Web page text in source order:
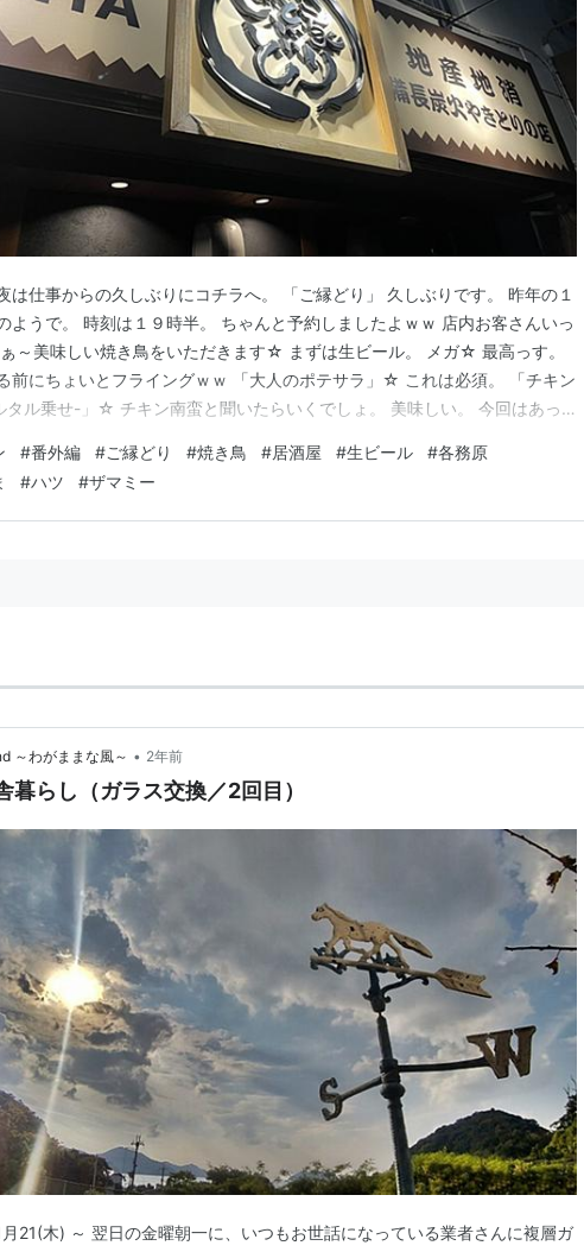
は仕事からの久しぶりにコチラへ。 「ご縁どり」 久しぶりです。 昨年の１
ようで。 時刻は１９時半。 ちゃんと予約しましたよｗｗ 店内お客さんいっ
～美味しい焼き鳥をいただきます☆ まずは生ビール。 メガ☆ 最高っす。
前にちょいとフライングｗｗ 「大人のポテサラ」☆ これは必須。 「チキン
タル乗せ-」☆ チキン南蛮と聞いたらいくでしょ。 美味しい。 今回はあっ
味しい☆ 「鶏ねぎま」は塩で。 弾力最高の鶏にネギが香ばしい☆ おとなり
」。 同…
#番外編 #ご縁どり #焼き鳥 #居酒屋 #生ビール #各務原
#ハツ #ザマミー
～わがままな風～ • 2年前
暮らし（ガラス交換／2回目）
21(木) ～ 翌日の金曜朝一に、いつもお世話になっている業者さんに複層ガ